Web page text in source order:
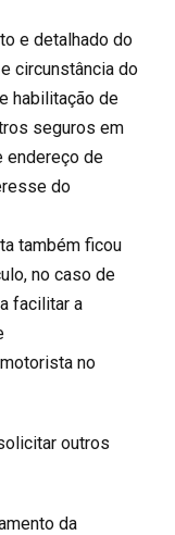
e detalhado do
circunstância do
habilitação de
seguros em
endereço de
do
também ficou
no caso de
facilitar a
no
outros
da